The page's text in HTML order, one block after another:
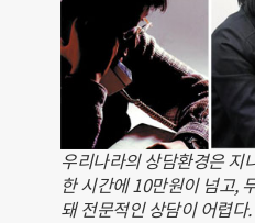
우리나라의 상담환경은 지
한 시간에 10만원이 넘고,
돼 전문적인 상담이 어렵